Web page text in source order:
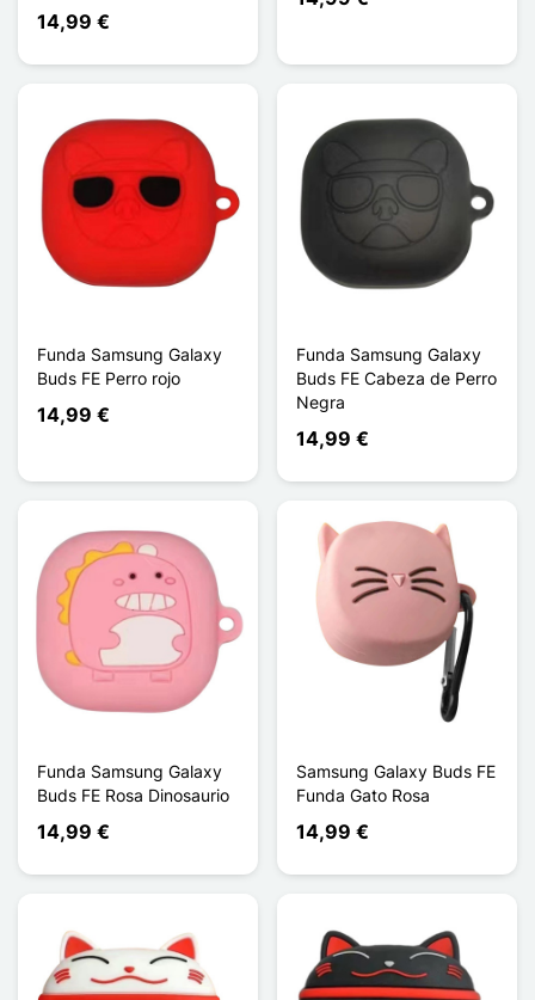
14,99 €
Funda Samsung Galaxy
Buds FE Perro rojo
14,99 €
Funda Samsung Galaxy
Buds FE Cabeza de Perro
Negra
14,99 €
Funda Samsung Galaxy
Buds FE Rosa Dinosaurio
14,99 €
Samsung Galaxy Buds FE
Funda Gato Rosa
14,99 €